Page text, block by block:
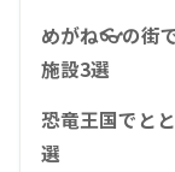
めがね👓の街
施設3選
恐竜王国でと
選